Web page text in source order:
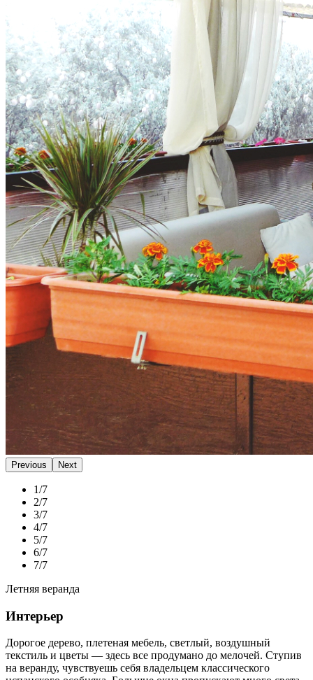
Previous Next
1/7
2/7
3/7
4/7
5/7
6/7
7/7
Летняя веранда
Интерьер
Дорогое дерево, плетеная мебель, светлый, воздушный
текстиль и цветы — здесь все продумано до мелочей. Ступив
на веранду, чувствуешь себя владельцем классического